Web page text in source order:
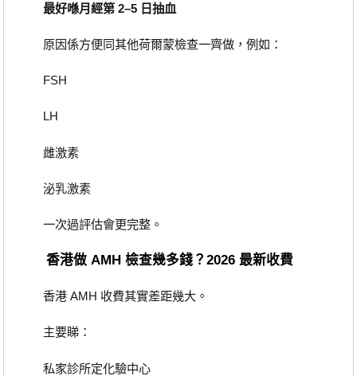
最好喺月經第 2–5 日抽血
原因係方便同其他荷爾蒙檢查一齊做，例如：
FSH
LH
雌激素
泌乳激素
一次過評估會更完整。
香港做 AMH 檢查幾多錢？2026 最新收費
香港 AMH 收費其實差距幾大。
主要睇：
私家診所定化驗中心